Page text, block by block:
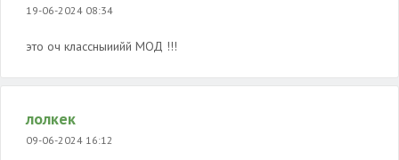
19-06-2024 08:34
это оч классныиийй МОД !!!
лолкек
09-06-2024 16:12